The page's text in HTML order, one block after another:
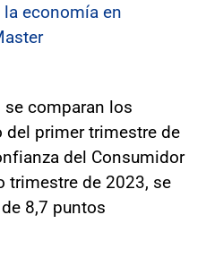
economía en
se comparan los
del primer trimestre de
del Consumidor
trimestre de 2023, se
8,7 puntos